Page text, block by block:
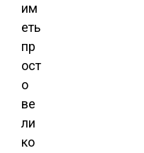
им
еть
пр
ост
о
ве
ли
ко